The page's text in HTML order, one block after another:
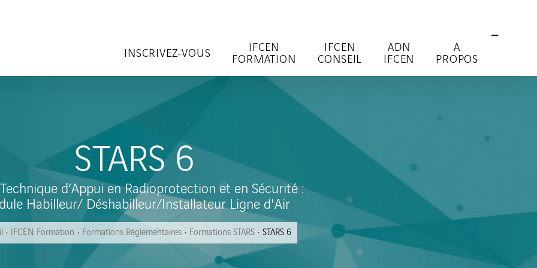
INSCRIVEZ-VOUS
IFCEN
FORMATION
IFCEN
CONSEIL
ADN
IFCEN
A
PROPOS
STARS 6
d’Appui en Radioprotection et en Sécurité :
Habilleur/ Déshabilleur/Installateur Ligne d'Air
IFCEN Formation Formations Réglementaires Formations STARS STARS 6